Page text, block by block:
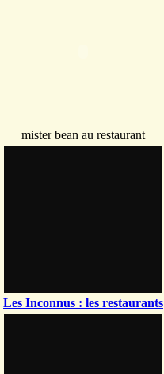
mister bean au restaurant
Les Inconnus : les restaurants